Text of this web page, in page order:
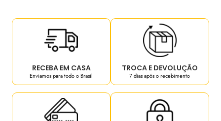
RECEBA EM CASA
Enviamos para todo o Brasil
TROCA E DEVOLUÇÃO
7 dias após o recebimento